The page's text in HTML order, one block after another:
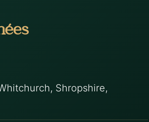
Shropshire,